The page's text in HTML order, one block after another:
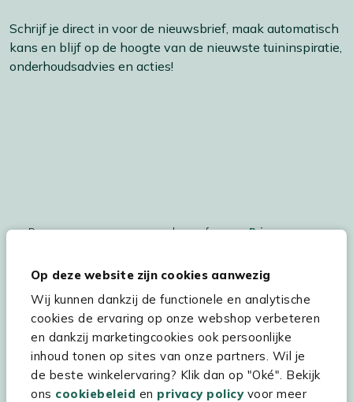
Op deze website zijn cookies aanwezig
Wij kunnen dankzij de functionele en analytische
cookies de ervaring op onze webshop verbeteren
en dankzij marketingcookies ook persoonlijke
inhoud tonen op sites van onze partners. Wil je
de beste winkelervaring? Klik dan op "Oké". Bekijk
ons cookiebeleid en privacy policyvoor meer
Schrijf je direct in voor de nieuwsbrief, maak automatisch
kans en blijf op de hoogte van de nieuwste tuininspiratie,
onderhoudsadvies en acties!
De persoonsgegegevens worden conform onsPrivacy
Hulp & service
Assortiment
Kees Smit Tuinmeubelen